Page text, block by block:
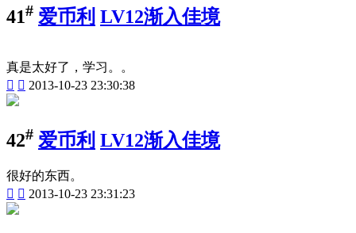
41# 爱币利 LV12渐入佳境
真是太好了，学习。。
  2013-10-23 23:30:38
42# 爱币利 LV12渐入佳境
很好的东西。
  2013-10-23 23:31:23